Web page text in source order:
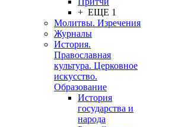
+ ЕЩЕ 1
Молитвы. Изречения
Журналы
История.
Православная
культура. Церковное
искусство.
Образование
История
государства и
народа